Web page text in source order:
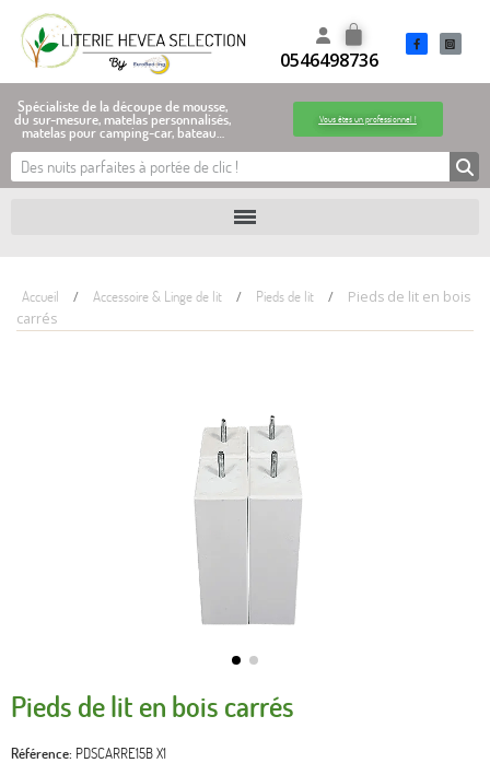
0546498736
Spécialiste de la découpe de mousse,
du sur-mesure, matelas personnalisés,
matelas pour camping-car, bateau…
Vous êtes un professionnel !
Accueil Accessoire & Linge de lit Pieds de lit
Pieds de lit en bois
carrés
Pieds de lit en bois carrés
Référence PDSCARRE15B X1